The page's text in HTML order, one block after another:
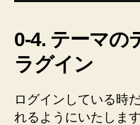
0-4. テーマの
ラグイン
ログインしている時
れるようにいたします